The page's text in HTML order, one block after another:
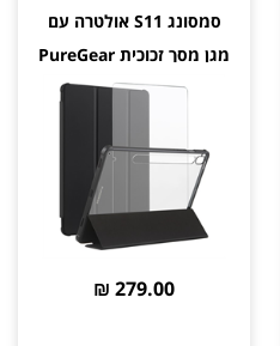
סמסונג S11 אולטרה עם
מגן מסך זכוכית PureGear
279.00 ₪